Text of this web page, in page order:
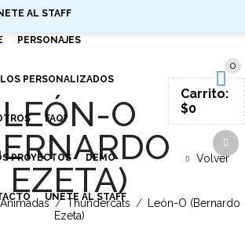
AL STAFF
PERSONAJES
PERSONALIZADOS
FAQ?
PROYECTOS DEMO
UNETE AL STAFF
0
Carrito:
$0
LEÓN-O
EZETA)
/ Thundercats /
León-O (Bernardo
Ezeta)
Volver